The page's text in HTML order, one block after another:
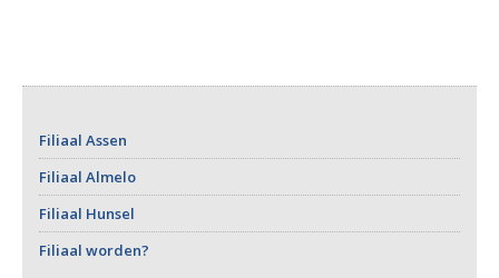
Filiaal Assen
Filiaal Almelo
Filiaal Hunsel
Filiaal worden?